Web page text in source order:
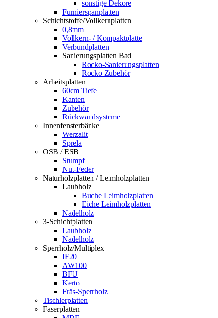
sonstige Dekore
Furnierspanplatten
Schichtstoffe/Vollkernplatten
0,8mm
Vollkern- / Kompaktplatte
Verbundplatten
Sanierungsplatten Bad
Rocko-Sanierungsplatten
Rocko Zubehör
Arbeitsplatten
60cm Tiefe
Kanten
Zubehör
Rückwandsysteme
Innenfensterbänke
Werzalit
Sprela
OSB / ESB
Stumpf
Nut-Feder
Naturholzplatten / Leimholzplatten
Laubholz
Buche Leimholzplatten
Eiche Leimholzplatten
Nadelholz
3-Schichtplatten
Laubholz
Nadelholz
Sperrholz/Multiplex
IF20
AW100
BFU
Kerto
Fräs-Sperrholz
Tischlerplatten
Faserplatten